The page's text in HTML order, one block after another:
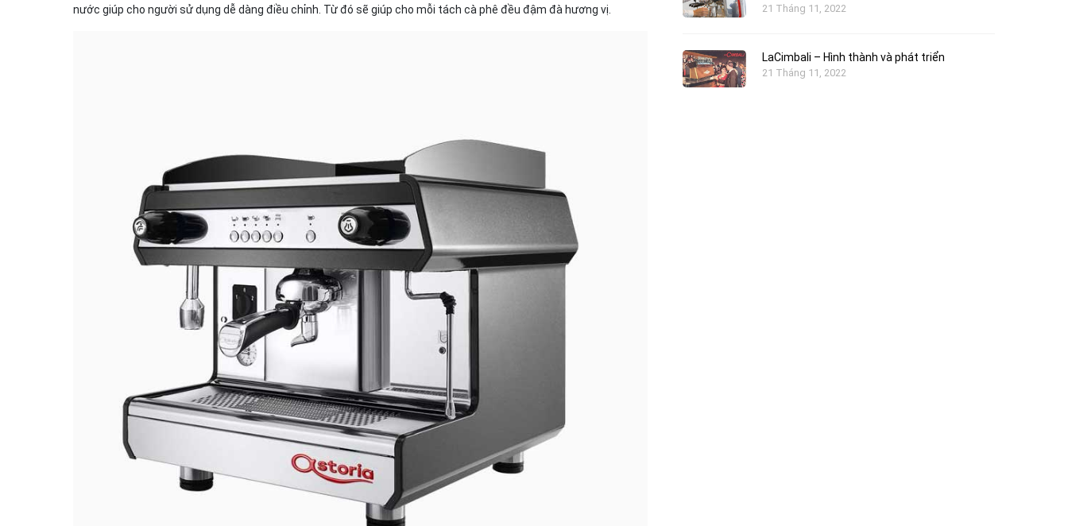
nước giúp cho người sử dụng dễ dàng điều chỉnh. Từ đó sẽ giúp cho mỗi tách cà phê đều đậm đà hương vị.
21 Tháng 11, 2022
LaCimbali – Hình thành và phát triển
21 Tháng 11, 2022